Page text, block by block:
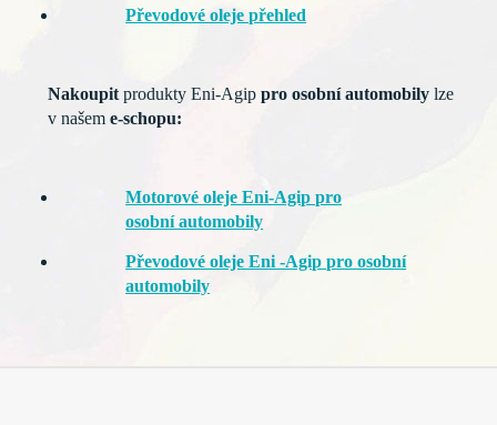
Převodové oleje přehled
Nakoupit produkty Eni-Agippro osobní automobilylze
v našeme-schopu:
Motorové oleje Eni-Agip pro
osobní automobily
Převodové oleje Eni -Agip pro osobní
automobily